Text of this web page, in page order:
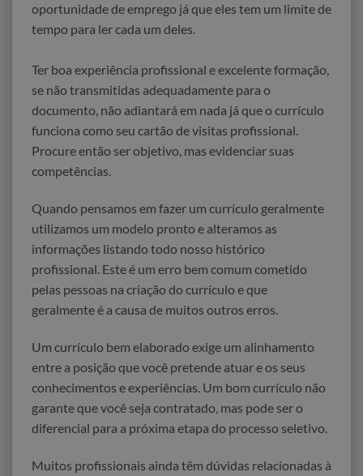
oportunidade de emprego já que eles tem um limite de
tempo para ler cada um deles.
Ter boa experiência profissional e excelente formação,
se não transmitidas adequadamente para o
documento, não adiantará em nada já que o currículo
funciona como seu cartão de visitas profissional.
Procure então ser objetivo, mas evidenciar suas
competências.
Quando pensamos em fazer um currículo geralmente
utilizamos um modelo pronto e alteramos as
informações listando todo nosso histórico
profissional. Este é um erro bem comum cometido
pelas pessoas na criação do currículo e que
geralmente é a causa de muitos outros erros.
Um currículo bem elaborado exige um alinhamento
entre a posição que você pretende atuar e os seus
conhecimentos e experiências. Um bom currículo não
garante que você seja contratado, mas pode ser o
diferencial para a próxima etapa do processo seletivo.
Muitos profissionais ainda têm dúvidas relacionadas à